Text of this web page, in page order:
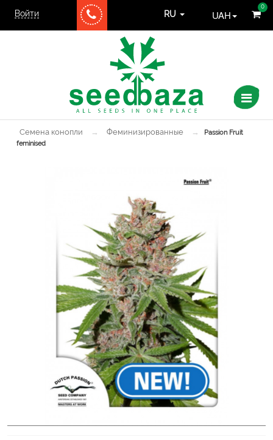
Войти
0
RU UAH
Семена конопли → Феминизированные →
Passion Fruit
feminised